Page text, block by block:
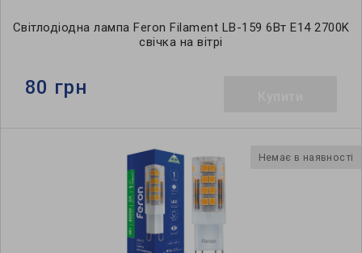
Світлодіодна лампа Feron Filament LB-159 6Вт E14 2700K
свічка на вітрі
80 грн
Немає в наявності